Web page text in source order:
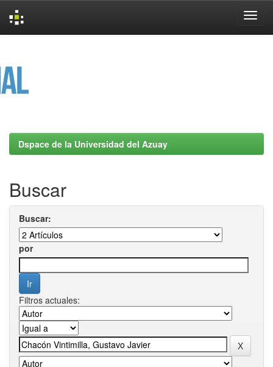
Dspace de la Universidad del Azuay
Buscar
Buscar:
por
Filtros actuales: